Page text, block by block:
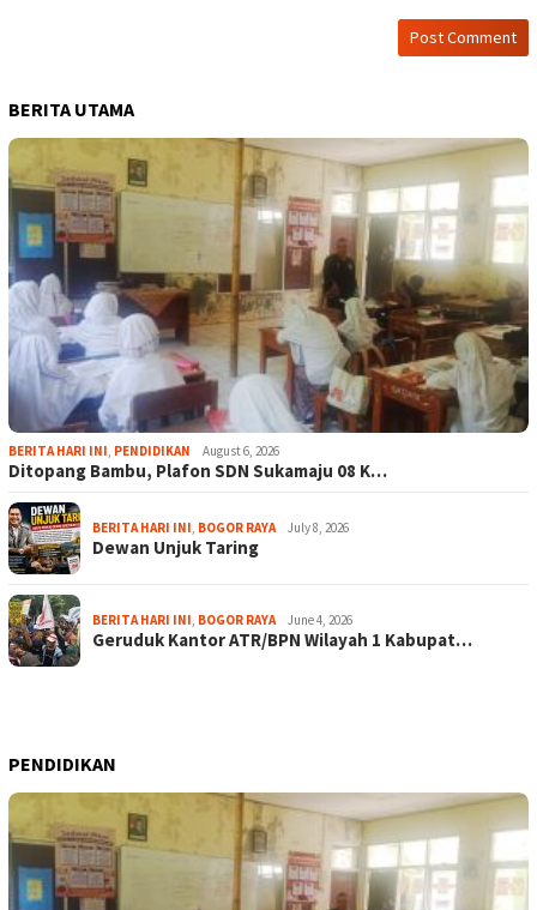
BERITA UTAMA
BERITA HARI INI, PENDIDIKAN August 6, 2026
Ditopang Bambu, Plafon SDN Sukamaju 08 K…
BERITA HARI INI, BOGOR RAYA July 8, 2026
Dewan Unjuk Taring
BERITA HARI INI, BOGOR RAYA June 4, 2026
Geruduk Kantor ATR/BPN Wilayah 1 Kabupat…
PENDIDIKAN